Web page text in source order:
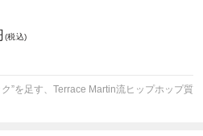
(税込)
”を足す、Terrace Martin流ヒップホップ質